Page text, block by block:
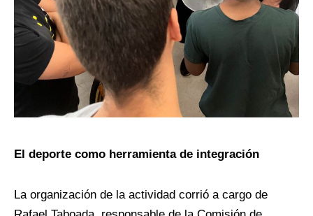
El deporte como herramienta de integración
La organización de la actividad corrió a cargo de